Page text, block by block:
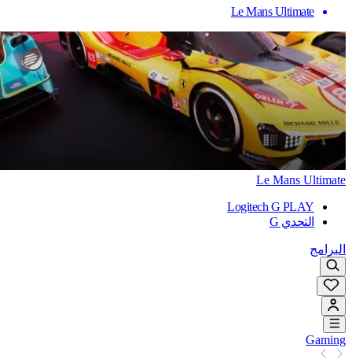
Le Mans Ultimate
Le Mans Ultimate
Logitech G PLAY
التحدي G
البرامج
Gaming